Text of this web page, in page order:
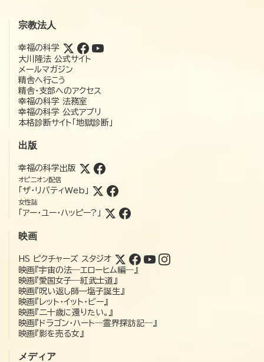
宗教法人
幸福の科学
大川隆法 公式サイト
メールマガジン
精舎へ行こう
精舎・支部へのアクセス
幸福の科学 法務室
幸福の科学 公式アプリ
本格診断サイト「地獄診断」
出版
幸福の科学出版
オピニオン配信
「ザ・リバティWeb」
女性誌
「アー・ユー・ハッピー?」
映画
HS ピクチャーズ スタジオ
映画『宇宙の法―エローヒム編―』
映画『愛国女子―紅武士道』
映画『呪い返し師—塩子誕生』
映画『レット・イット・ビー』
映画『二十歳に還りたい。』
映画『ドラゴン・ハート―霊界探訪記―』
映画『影を売る女』
メディア